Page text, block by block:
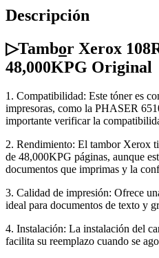
Descripción
▷Tambor Xerox
48,000KPG Original
1. Compatibilidad: Este tóner es
impresoras, como la PHASER
importante verificar la
2. Rendimiento: El tambor Xerox
de 48,000KPG páginas, aunque
documentos que imprimas y la
3. Calidad de impresión: Ofrece
ideal para documentos de texto y
4. Instalación: La instalación del
facilita su reemplazo cuando se